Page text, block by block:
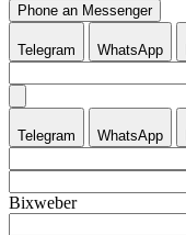
Phone an Messenger
Telegram WhatsApp
Telegram WhatsApp
Bixweber